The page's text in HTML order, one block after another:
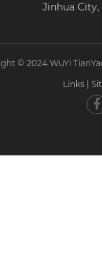
Jinhua
© 2024 WuYi
Links